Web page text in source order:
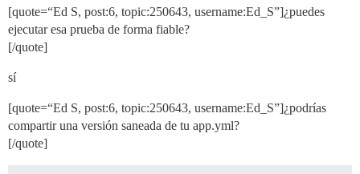
[quote=“Ed S, post:6, topic:250643, username:Ed_S”]¿puedes
ejecutar esa prueba de forma fiable?
[/quote]
sí
[quote=“Ed S, post:6, topic:250643, username:Ed_S”]¿podrías
compartir una versión saneada de tu app.yml?
[/quote]